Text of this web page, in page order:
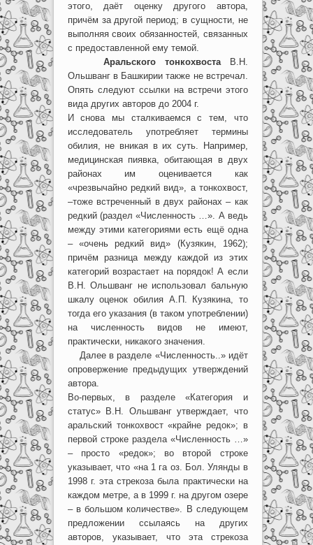
этого, даёт оценку другого автора,
причём за другой период; в сущности, не
выполняя своих обязанностей, связанных
с предоставленной ему темой.
Аральского тонкохвостаВ.Н.
Ольшванг в Башкирии также не встречал.
Опять следуют ссылки на встречи этого
вида других авторов до 2004 г.
И снова мы сталкиваемся с тем, что
исследователь употребляет термины
обилия, не вникая в их суть. Например,
медицинская пиявка, обитающая в двух
районах им оценивается как
«чрезвычайно редкий вид», а тонкохвост,
–тоже встреченный в двух районах – как
редкий (раздел «Численность …». А ведь
между этими категориями есть ещё одна
– «очень редкий вид» (Кузякин, 1962);
причём разница между каждой из этих
категорий возрастает на порядок! А если
В.Н. Ольшванг не использовал бальную
шкалу оценок обилия А.П. Кузякина, то
тогда его указания (в таком употреблении)
на численность видов не имеют,
практически, никакого значения.
Далее в разделе «Численность..» идёт
опровержение предыдущих утверждений
автора.
Во-первых, в разделе «Категория и
статус» В.Н. Ольшванг утверждает, что
аральский тонкохвост «крайне редок»; в
первой строке раздела «Численность …»
– просто «редок»; во второй строке
указывает, что «на 1 га оз. Бол. Улянды в
1998 г. эта стрекоза была практически на
каждом метре, а в 1999 г. на другом озере
– в большом количестве». В следующем
предложении ссылаясь на других
авторов, указывает, что эта стрекоза